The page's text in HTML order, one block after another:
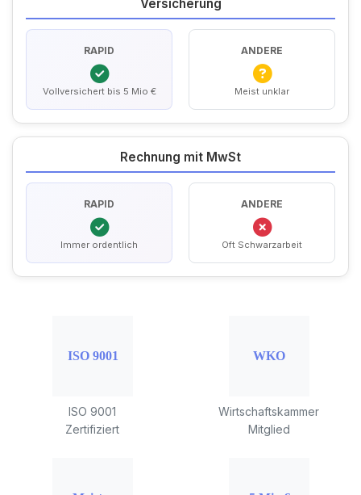
Versicherung
RAPID
Vollversichert bis 5 Mio €
ANDERE
Meist unklar
Rechnung mit MwSt
RAPID
Immer ordentlich
ANDERE
Oft Schwarzarbeit
ISO 9001
Zertifiziert
Wirtschaftskammer
Mitglied